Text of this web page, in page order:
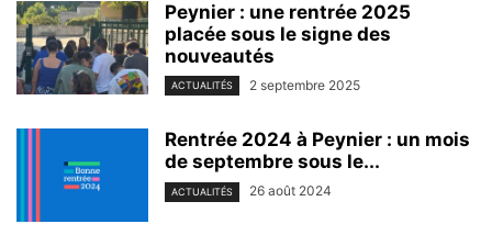
Peynier : une rentrée 2025
placée sous le signe des
nouveautés
ACTUALITÉS 2 septembre 2025
Rentrée 2024 à Peynier : un mois
de septembre sous le...
ACTUALITÉS 26 août 2024